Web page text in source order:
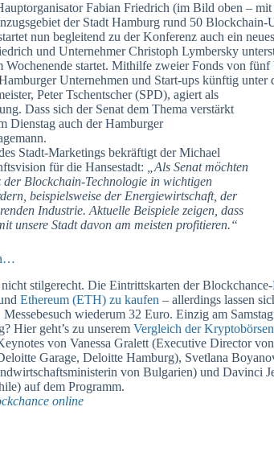
Fabian Friedrich (im Bild oben –
der Stadt Hamburg rund 50 Blockchain-
nun begleitend zu der Konferenz auch ein
und Unternehmer Christoph Lymbersky
Wochenende startet. Mithilfe zweier Fonds von
Unternehmen und Start-ups künftig unter
Peter Tschentscher (SPD), agiert als
Dass sich der Senat dem Thema verstärkt
Dienstag auch der Hamburger
Stadt-Marketings bekräftigt der Michael
für die Hansestadt: „Als Senat möchten
Blockchain-Technologie in wichtigen
beispielsweise der Energiewirtschaft, der
Industrie. Aktuelle Beispiele zeigen, dass
unsere Stadt davon am meisten profitieren.“
stilgerecht. Die Eintrittskarten der
Ethereum (ETH) zu kaufen – allerdings lassen
wiederum 32 Euro. Einzig am
Hier geht’s zu unserem Vergleich der Kryptobörsen
von Vanessa Gralett (Executive Director
Garage, Deloitte Hamburg), Svetlana
von Bulgarien) und Davinci
auf dem Programm.
online